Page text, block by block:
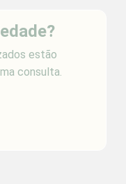
estão
consulta.